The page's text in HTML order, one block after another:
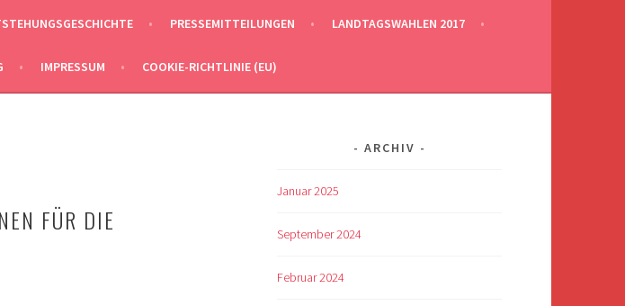
PRESSEMITTEILUNGEN LANDTAGSWAHLEN 2017
IMPRESSUM COOKIE-RICHTLINIE (EU)
FÜR DIE
ARCHIV
Januar 2025
September 2024
Februar 2024